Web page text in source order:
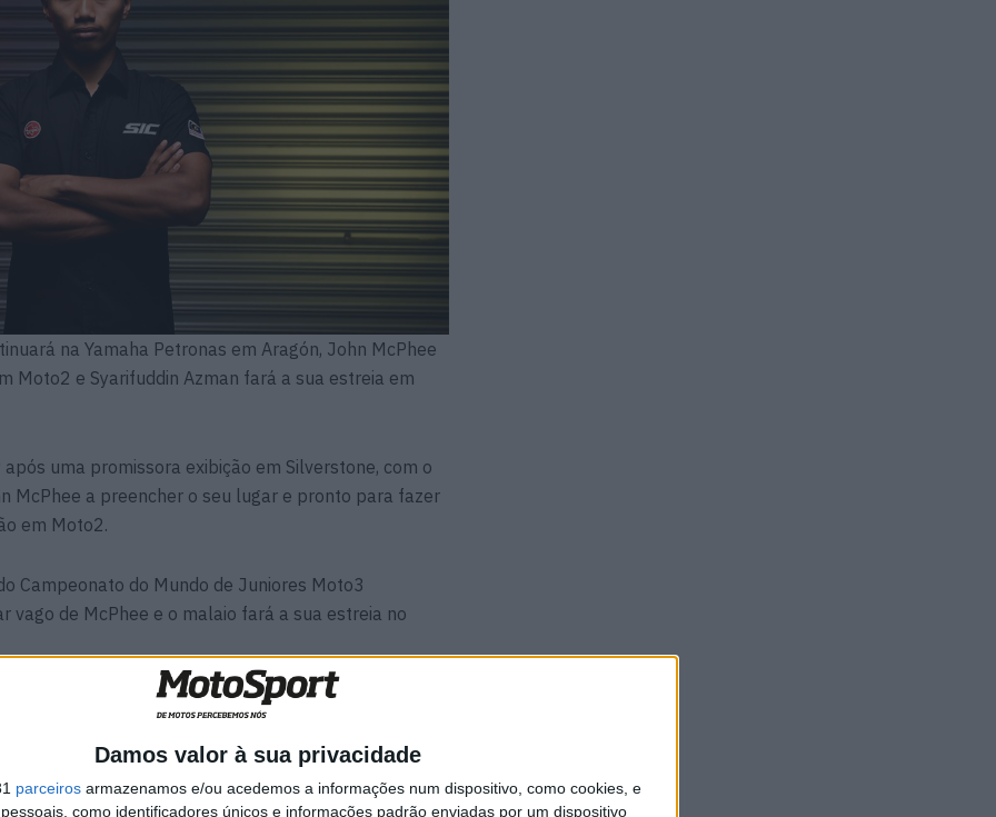
Damos valor à sua privacidade
parceiros armazenamos e/ou acedemos a informações num dispositivo, como cookies, e
como identificadores únicos e informações padrão enviadas por um dispositivo
na Yamaha Petronas em Aragón, John McPhee
Moto2 e Syarifuddin Azman fará a sua estreia em
uma promissora exibição em Silverstone, com o
McPhee a preencher o seu lugar e pronto para fazer
em Moto2.
Campeonato do Mundo de Juniores Moto3
vago de McPhee e o malaio fará a sua estreia no
MotoGP: Marco Bezzecchi
recebe luz verde para correr
em Silverstone